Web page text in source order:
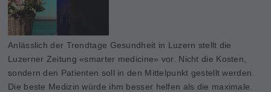
Anlässlich der Trendtage Gesundheit in Luzern stellt die
Luzerner Zeitung «smarter medicine» vor. Nicht die Kosten,
sondern den Patienten soll in den Mittelpunkt gestellt werden.
Die beste Medizin würde ihm besser helfen als die maximale.